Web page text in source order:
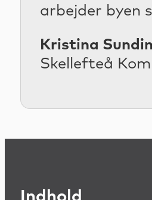
arbejder byen
Kristina
Skellefteå